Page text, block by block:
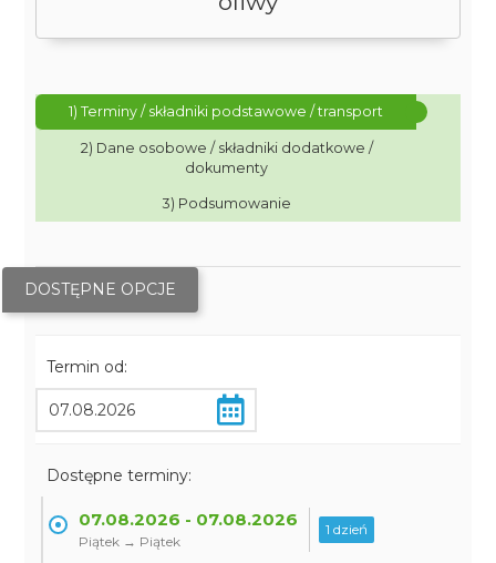
1) Terminy / składniki podstawowe / transport
2) Dane osobowe / składniki dodatkowe /
dokumenty
3) Podsumowanie
DOSTĘPNE OPCJE
Termin od:
Dostępne terminy:
07.08.2026 - 07.08.2026
Piątek → Piątek
1 dzień